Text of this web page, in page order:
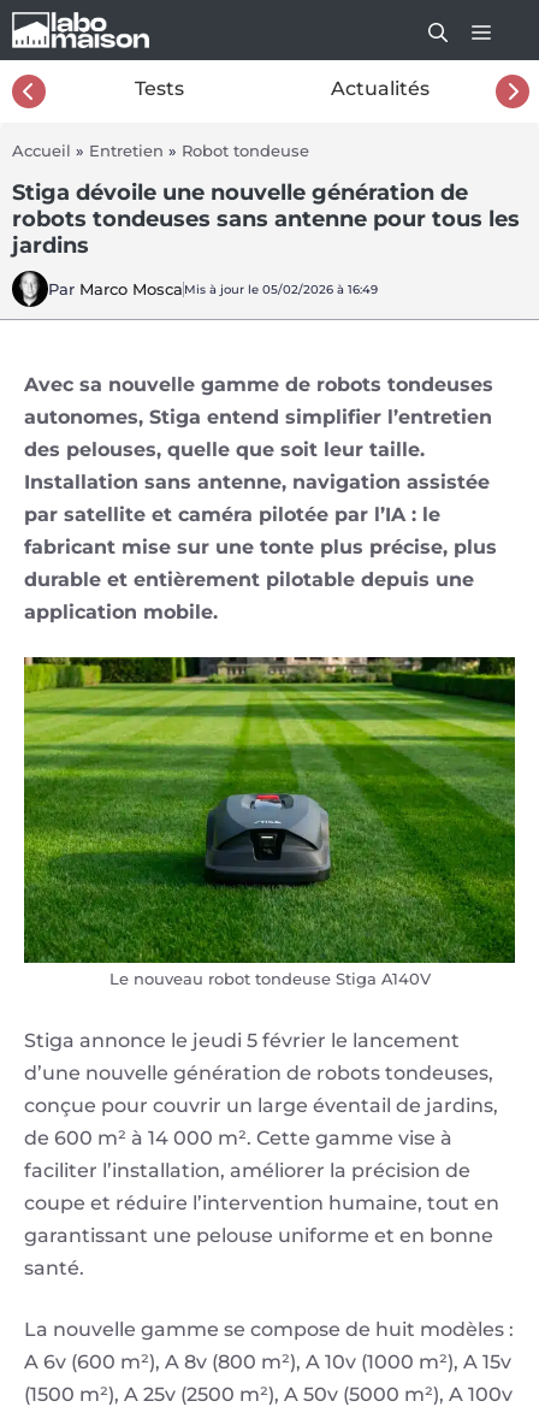
Aller
au
contenu
Tests Actualités
Accueil » Entretien » Robot tondeuse
Stiga dévoile une nouvelle génération de
robots tondeuses sans antenne pour tous les
jardins
Par Marco Mosca Mis à jour le 05/02/2026 à 16:49
Avec sa nouvelle gamme de robots tondeuses
autonomes, Stiga entend simplifier l’entretien
des pelouses, quelle que soit leur taille.
Installation sans antenne, navigation assistée
par satellite et caméra pilotée par l’IA : le
fabricant mise sur une tonte plus précise, plus
durable et entièrement pilotable depuis une
application mobile.
Le nouveau robot tondeuse Stiga A140V
Stiga annonce le jeudi 5 février le lancement
d’une nouvelle génération de robots tondeuses,
conçue pour couvrir un large éventail de jardins,
de 600 m² à 14 000 m². Cette gamme vise à
faciliter l’installation, améliorer la précision de
coupe et réduire l’intervention humaine, tout en
garantissant une pelouse uniforme et en bonne
santé.
La nouvelle gamme se compose de huit modèles :
A 6v (600 m²), A 8v (800 m²), A 10v (1000 m²), A 15v
(1500 m²), A 25v (2500 m²), A 50v (5000 m²), A 100v